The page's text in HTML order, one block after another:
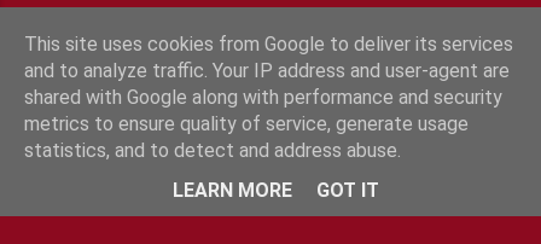
This site uses cookies from Google to deliver its services
and to analyze traffic. Your IP address and user-agent are
shared with Google along with performance and security
metrics to ensure quality of service, generate usage
statistics, and to detect and address abuse.
LEARN MORE
GOT IT